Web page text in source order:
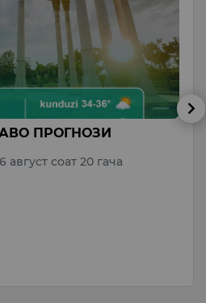
ПРОГНОЗИ
август соат 20 гача